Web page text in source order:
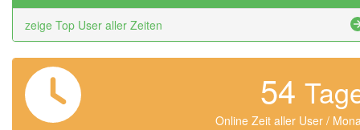
zeige Top User aller Zeiten
54
Online Zeit aller User /